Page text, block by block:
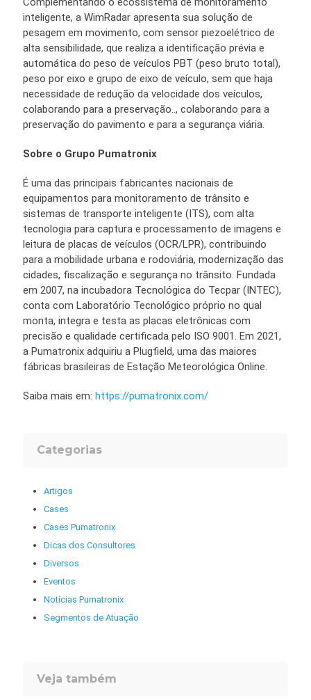
inteligente, a WimRadar apresenta sua solução de
pesagem em movimento, com sensor piezoelétrico de
alta sensibilidade, que realiza a identificação prévia e
automática do peso de veículos PBT (peso bruto total),
peso por eixo e grupo de eixo de veículo, sem que haja
necessidade de redução da velocidade dos veículos,
colaborando para a preservação.., colaborando para a
preservação do pavimento e para a segurança viária.
Sobre o Grupo Pumatronix
É uma das principais fabricantes nacionais de
equipamentos para monitoramento de trânsito e
sistemas de transporte inteligente (ITS), com alta
tecnologia para captura e processamento de imagens e
leitura de placas de veículos (OCR/LPR), contribuindo
para a mobilidade urbana e rodoviária, modernização das
cidades, fiscalização e segurança no trânsito. Fundada
em 2007, na incubadora Tecnológica do Tecpar (INTEC),
conta com Laboratório Tecnológico próprio no qual
monta, integra e testa as placas eletrônicas com
precisão e qualidade certificada pelo ISO 9001. Em 2021,
a Pumatronix adquiriu a Plugfield, uma das maiores
fábricas brasileiras de Estação Meteorológica Online.
Saiba mais em: https://pumatronix.com/
Categorias
Artigos
Cases
Cases Pumatronix
Dicas dos Consultores
Diversos
Eventos
Notícias Pumatronix
Segmentos de Atuação
Veja também